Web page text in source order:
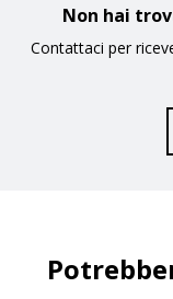
Non hai
Contattaci per